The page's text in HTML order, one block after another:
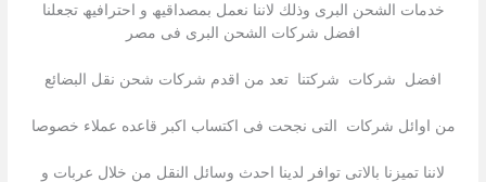
خدمات الشحن البرى وذلك لاننا نعمل بمصداقیھ و احترافیھ تجعلنا
افضل شركات الشحن البرى فى مصر
افضل شركات شركتنا تعد من اقدم شركات شحن نقل البضائع
من اوائل شركات التى نجحت فى اكتساب اكبر قاعده عملاء خصوصا
لاننا تمیزنا بالاتى توافر لدینا احدث وسائل النقل من خلال عربات و